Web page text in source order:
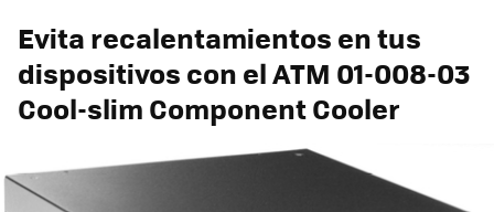
Evita recalentamientos en tus
dispositivos con el ATM 01-008-03
Cool-slim Component Cooler